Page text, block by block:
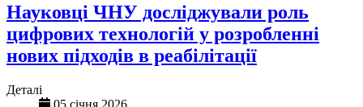
Науковці ЧНУ досліджували роль
цифрових технологій у розробленні
нових підходів в реабілітації
Деталі
05 січня 2026